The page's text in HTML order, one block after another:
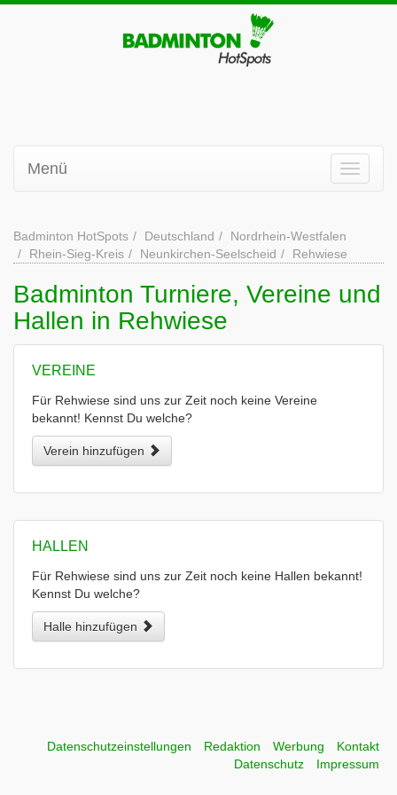
Menü
Badminton HotSpots Deutschland
Nordrhein-Westfalen
Rhein-Sieg-Kreis
Neunkirchen-Seelscheid Rehwiese
Badminton Turniere, Vereine und
Hallen in Rehwiese
VEREINE
Für Rehwiese sind uns zur Zeit noch keine Vereine
bekannt! Kennst Du welche?
Verein hinzufügen
HALLEN
Für Rehwiese sind uns zur Zeit noch keine Hallen bekannt!
Kennst Du welche?
Halle hinzufügen
Datenschutzeinstellungen Redaktion Werbung
Kontakt
Datenschutz
Impressum